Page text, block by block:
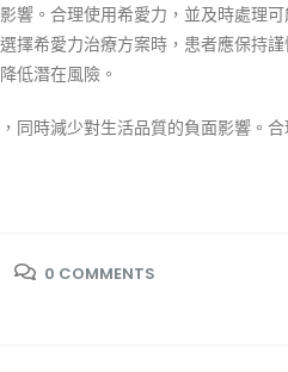
響。合理使用希愛力，並及時處理
擇希愛力治療方案時，患者應保持謹
低潛在風險。
同時減少對生活品質的負面影響。
0 COMMENTS